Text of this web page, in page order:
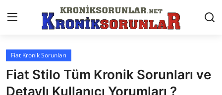
Anasayfa
Markalar
Fiat Kronik Sorunları
Fiat Stilo Tüm Kronik Sorunları ve
Detaylı Kullanıcı Yorumları ?